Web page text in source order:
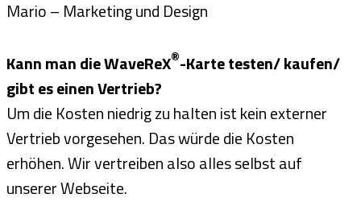
Mario – Marketing und Design
Kann man die WaveReX®-Karte testen/ kaufen/
gibt es einen Vertrieb?
Um die Kosten niedrig zu halten ist kein externer
Vertrieb vorgesehen. Das würde die Kosten
erhöhen. Wir vertreiben also alles selbst auf
unserer Webseite.